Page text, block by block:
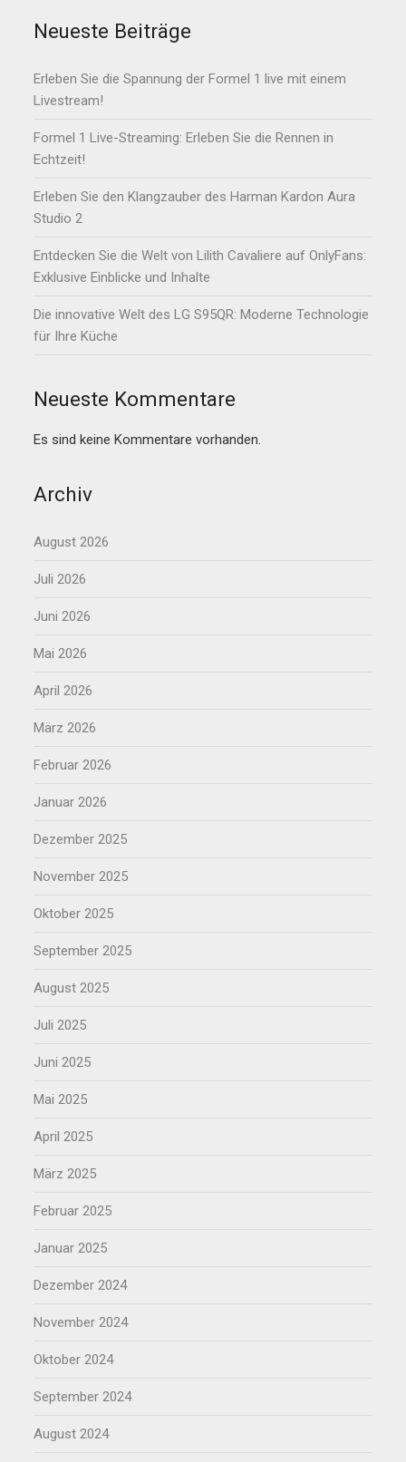
Neueste Beiträge
Erleben Sie die Spannung der Formel 1 live mit einem
Livestream!
Formel 1 Live-Streaming: Erleben Sie die Rennen in
Echtzeit!
Erleben Sie den Klangzauber des Harman Kardon Aura
Studio 2
Entdecken Sie die Welt von Lilith Cavaliere auf OnlyFans:
Exklusive Einblicke und Inhalte
Die innovative Welt des LG S95QR: Moderne Technologie
für Ihre Küche
Neueste Kommentare
Es sind keine Kommentare vorhanden.
Archiv
August 2026
Juli 2026
Juni 2026
Mai 2026
April 2026
März 2026
Februar 2026
Januar 2026
Dezember 2025
November 2025
Oktober 2025
September 2025
August 2025
Juli 2025
Juni 2025
Mai 2025
April 2025
März 2025
Februar 2025
Januar 2025
Dezember 2024
November 2024
Oktober 2024
September 2024
August 2024